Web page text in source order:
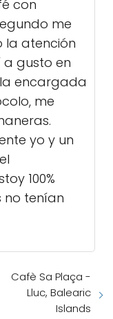
con
me
la atención
a gusto en
encargada
me
yo y un
100%
no tenían
Cafè Sa Plaça -
Lluc, Balearic
Islands